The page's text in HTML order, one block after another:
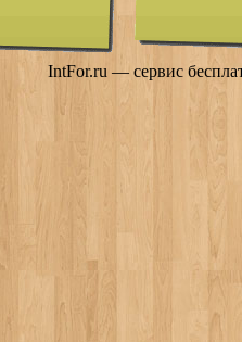
IntFor.ru — сервис